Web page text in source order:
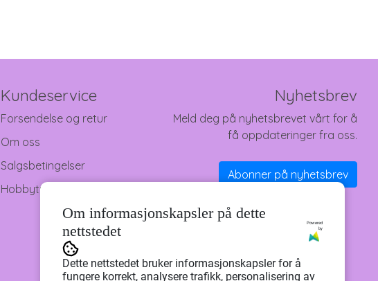
Kundeservice
Forsendelse og retur
Om oss
Salgsbetingelser
Hobbytreff
Nyhetsbrev
Meld deg på nyhetsbrevet vårt for å
få oppdateringer fra oss.
Abonner på nyhetsbrev
Om informasjonskapsler på dette
nettstedet
Powered
by
Dette nettstedet bruker informasjonskapsler for å
fungere korrekt, analysere trafikk, personalisering av